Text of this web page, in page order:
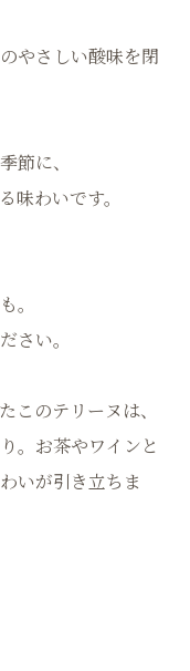
やさしい酸味を閉
節に、
味わいです。
。
さい。
このテリーヌは、
。お茶やワインと
いが引き立ちま